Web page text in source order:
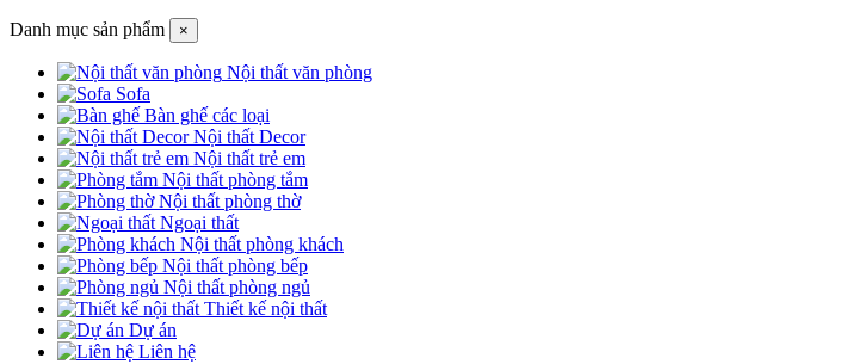
Danh mục sản phẩm ×
Nội thất văn phòng
Sofa
Bàn ghế các loại
Nội thất Decor
Nội thất trẻ em
Nội thất phòng tắm
Nội thất phòng thờ
Ngoại thất
Nội thất phòng khách
Nội thất phòng bếp
Nội thất phòng ngủ
Thiết kế nội thất
Dự án
Liên hệ